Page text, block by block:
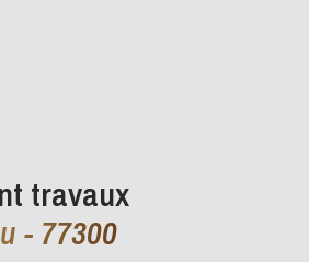
travaux
- 77300